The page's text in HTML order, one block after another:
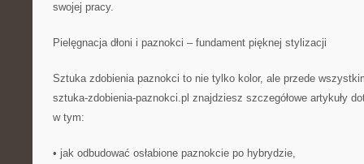
swojej pracy.
Pielęgnacja dłoni i paznokci – fundament pięknej stylizacji
Sztuka zdobienia paznokci to nie tylko kolor, ale przede
sztuka-zdobienia-paznokci.pl znajdziesz szczegółowe artykuły
w tym:
• jak odbudować osłabione paznokcie po hybrydzie,